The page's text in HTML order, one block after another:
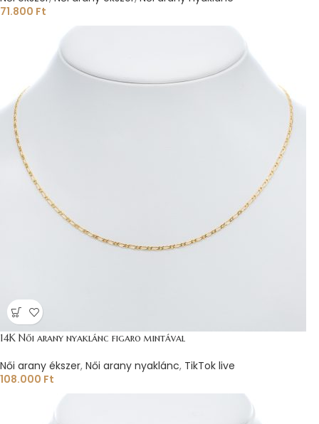
71.800 Ft
14K Női arany nyaklánc figaro mintával
Női arany ékszer, Női arany nyaklánc, TikTok live
108.000 Ft